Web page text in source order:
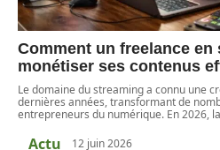
Comment un freelance en
monétiser ses contenus
Le domaine du streaming a connu une
dernières années, transformant de
entrepreneurs du numérique. En 2026, la
Actu 12 juin 2026